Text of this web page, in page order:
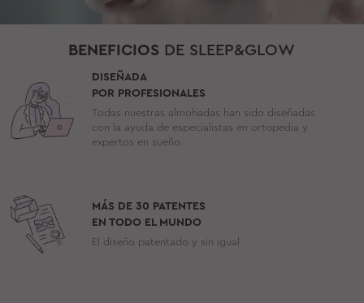
BENEFICIOS DE SLEEP&GLOW
DISEÑADA
POR PROFESIONALES
Todas nuestras almohadas han sido diseñadas
con la ayuda de especialistas en ortopedia y
expertos en sueño.
MÁS DE 30 PATENTES
EN TODO EL MUNDO
El diseño patentado y sin igual